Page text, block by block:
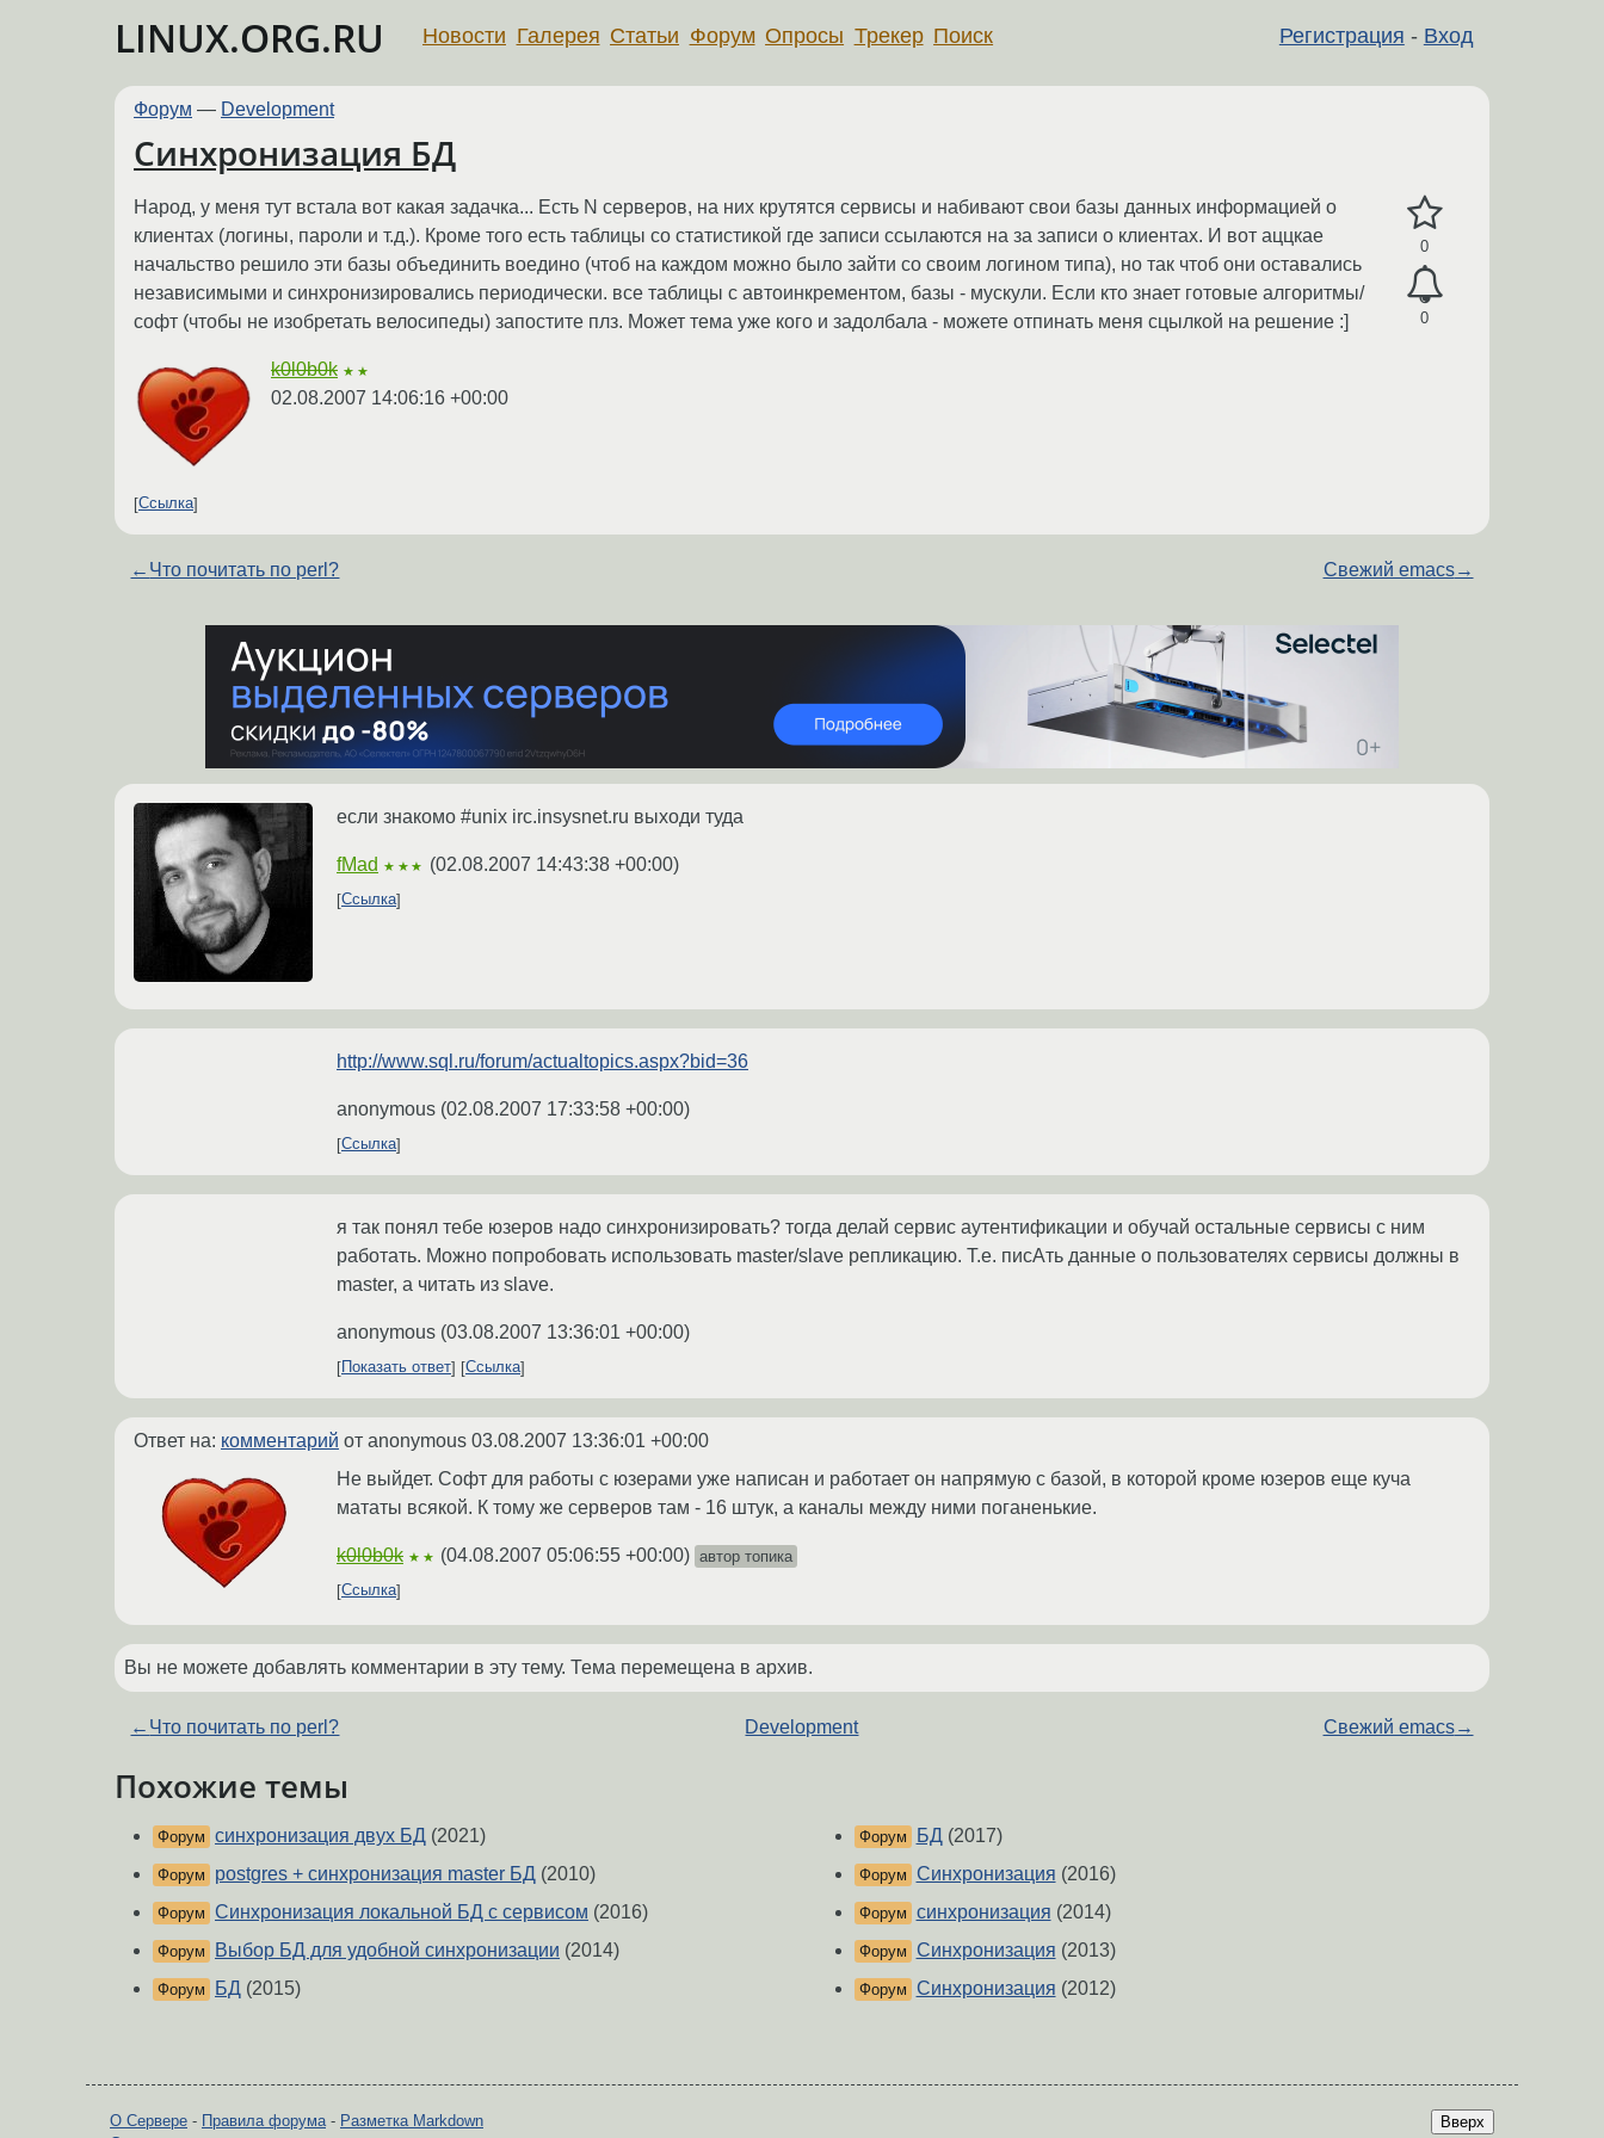
LINUX.ORG.RU Регистрация - Вход
Новости Галерея Статьи Форум Опросы Трекер Поиск
Форум — Development
Синхронизация БД
0
0
Народ, у меня тут встала вот какая задачка... Есть N серверов, на них крутятся сервисы и набивают свои базы данных информацией о
клиентах (логины, пароли и т.д.). Кроме того есть таблицы со статистикой где записи ссылаются на за записи о клиентах. И вот аццкае
начальство решило эти базы объединить воедино (чтоб на каждом можно было зайти со своим логином типа), но так чтоб они оставались
независимыми и синхронизировались периодически. все таблицы с автоинкрементом, базы - мускули. Если кто знает готовые алгоритмы/
софт (чтобы не изобретать велосипеды) запостите плз. Может тема уже кого и задолбала - можете отпинать меня сцылкой на решение :]
k0l0b0k ★★
02.08.2007 14:06:16 +00:00
Ссылка
← Что почитать по perl? Свежий emacs→
если знакомо #unix irc.insysnet.ru выходи туда
fMad ★★★ (02.08.2007 14:43:38 +00:00)
Ссылка
http://www.sql.ru/forum/actualtopics.aspx?bid=36
anonymous (02.08.2007 17:33:58 +00:00)
Ссылка
я так понял тебе юзеров надо синхронизировать? тогда делай сервис аутентификации и обучай остальные сервисы с ним
работать. Можно попробовать использовать master/slave репликацию. Т.е. писАть данные о пользователях сервисы должны в
master, а читать из slave.
anonymous (03.08.2007 13:36:01 +00:00)
Показать ответ Ссылка
Ответ на: комментарий от anonymous 03.08.2007 13:36:01 +00:00
Не выйдет. Софт для работы с юзерами уже написан и работает он напрямую с базой, в которой кроме юзеров еще куча
мататы всякой. К тому же серверов там - 16 штук, а каналы между ними поганенькие.
k0l0b0k ★★ (04.08.2007 05:06:55 +00:00) автор топика
Ссылка
Вы не можете добавлять комментарии в эту тему. Тема перемещена в архив.
← Что почитать по perl? Development Свежий emacs→
Похожие темы
Форум синхронизация двух БД (2021)
Форум postgres + синхронизация master БД (2010)
Форум Синхронизация локальной БД с сервисом (2016)
Форум Выбор БД для удобной синхронизации (2014)
Форум БД (2015)
Форум БД(2017)
Форум Синхронизация (2016)
Форум синхронизация (2014)
Форум Синхронизация (2013)
Форум Синхронизация (2012)
Вверх
О Сервере - Правила форума- Разметка Markdown